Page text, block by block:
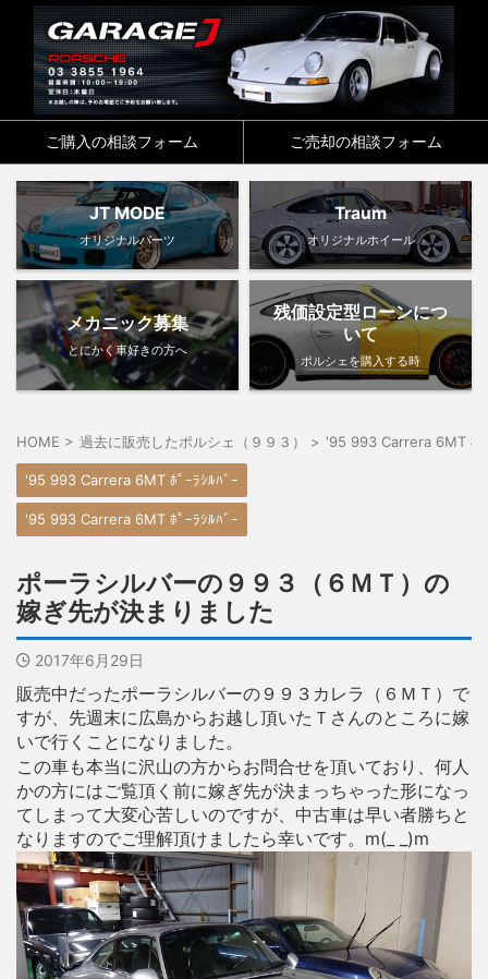
ご購入の相談フォーム ご売却の相談フォーム
JT MODE
オリジナルパーツ
Traum
オリジナルホイール
メカニック募集
とにかく車好きの方へ
残価設定型ローンにつ
いて
ポルシェを購入する時
HOME > 過去に販売したポルシェ（９９３） > '95 993 Carrera 6MT ﾎﾟ
'95 993 Carrera 6MT ﾎﾟｰﾗｼﾙﾊﾞｰ
'95 993 Carrera 6MT ﾎﾟｰﾗｼﾙﾊﾞｰ
ポーラシルバーの９９３（６ＭＴ）の
嫁ぎ先が決まりました
2017年6月29日
販売中だったポーラシルバーの９９３カレラ（６ＭＴ）で
すが、先週末に広島からお越し頂いたＴさんのところに嫁
いで行くことになりました。
この車も本当に沢山の方からお問合せを頂いており、何人
かの方にはご覧頂く前に嫁ぎ先が決まっちゃった形になっ
てしまって大変心苦しいのですが、中古車は早い者勝ちと
なりますのでご理解頂けましたら幸いです。m(_ _)m